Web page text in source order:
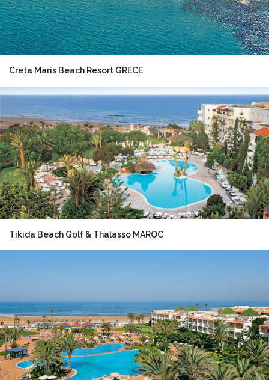
Creta Maris Beach Resort GRECE
Tikida Beach Golf & Thalasso MAROC